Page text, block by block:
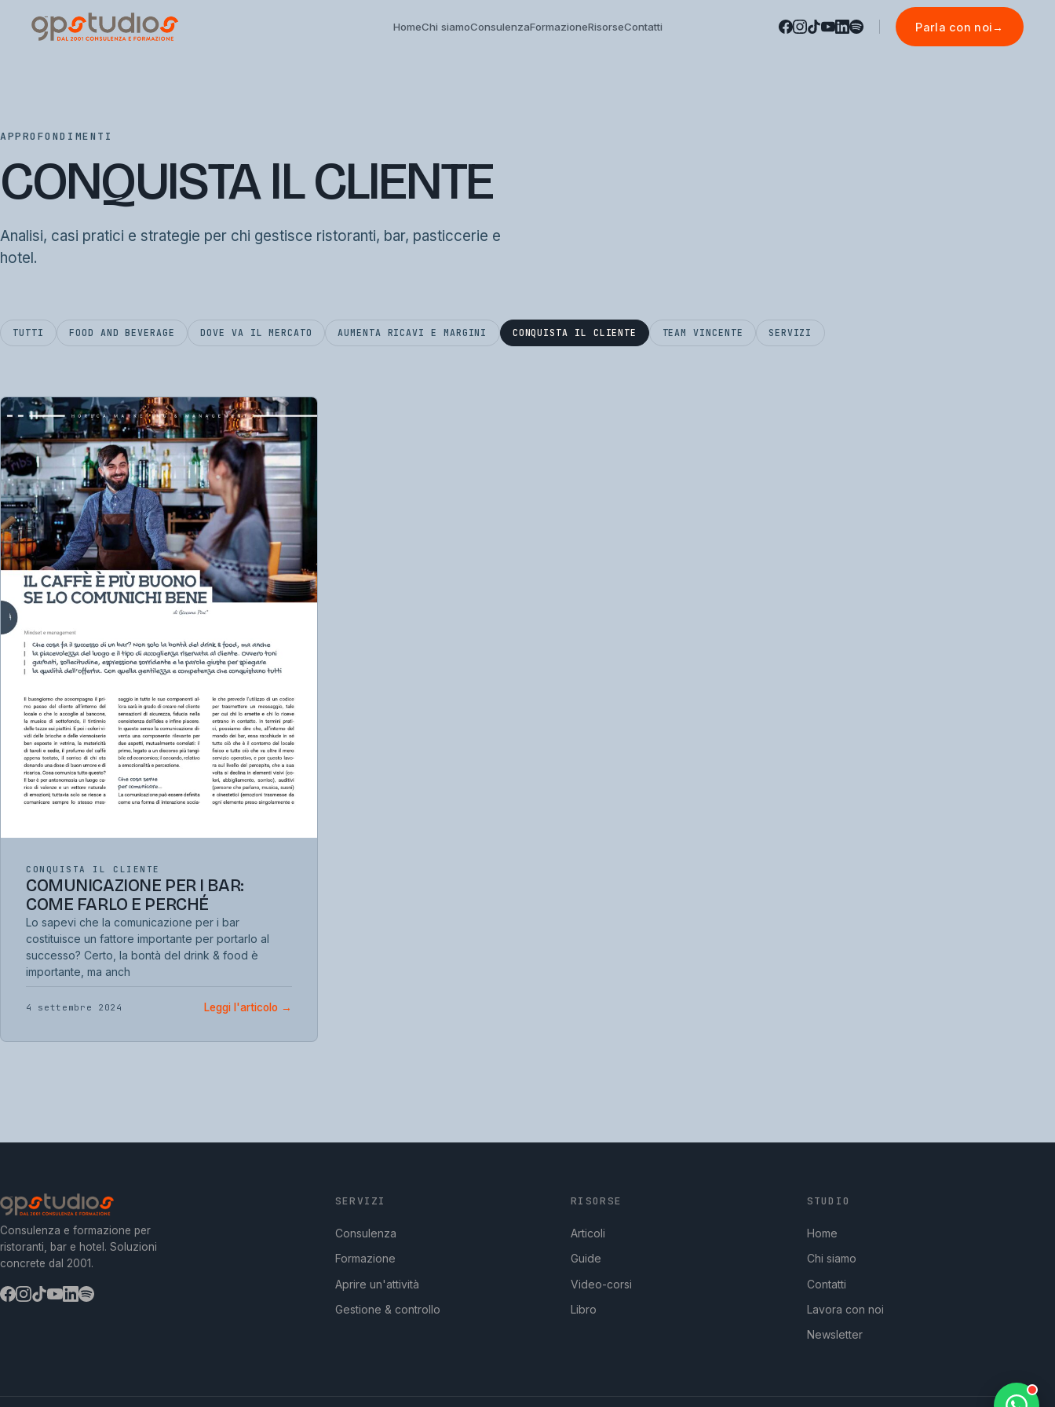
HomeChi siamoConsulenzaFormazioneRisorseContatti Parla con noi→
APPROFONDIMENTI
CONQUISTA IL CLIENTE
Analisi, casi pratici e strategie per chi gestisce ristoranti, bar, pasticcerie e
hotel.
TUTTI FOOD AND BEVERAGE DOVE VA IL MERCATO AUMENTA RICAVI E MARGINI CONQUISTA IL CLIENTE TEAM VINCENTE SERVIZI
CONQUISTA IL CLIENTE
COMUNICAZIONE PER I BAR:
COME FARLO E PERCHÉ
Lo sapevi che la comunicazione per i bar
costituisce un fattore importante per portarlo al
successo? Certo, la bontà del drink & food è
importante, ma anch
4 settembre 2024 Leggi l'articolo →
Consulenza e formazione per
ristoranti, bar e hotel. Soluzioni
concrete dal 2001.
SERVIZI
Consulenza
Formazione
Aprire un'attività
Gestione & controllo
RISORSE
Articoli
Guide
Video-corsi
Libro
STUDIO
Home
Chi siamo
Contatti
Lavora con noi
Newsletter